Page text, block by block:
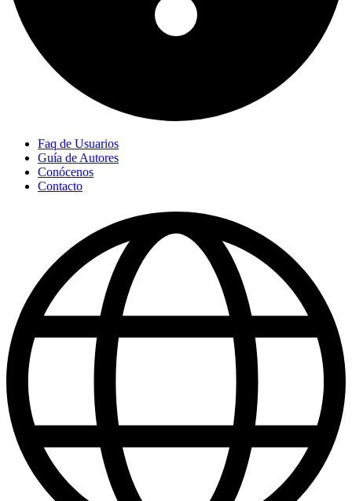
Faq de Usuarios
Guía de Autores
Conócenos
Contacto